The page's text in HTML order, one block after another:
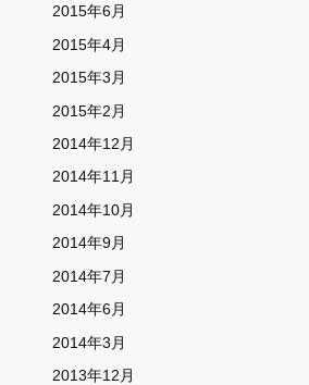
2015年6月
2015年4月
2015年3月
2015年2月
2014年12月
2014年11月
2014年10月
2014年9月
2014年7月
2014年6月
2014年3月
2013年12月